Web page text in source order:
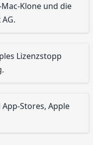
Mac-Klone und die
Lizenzstopp
Stores, Apple